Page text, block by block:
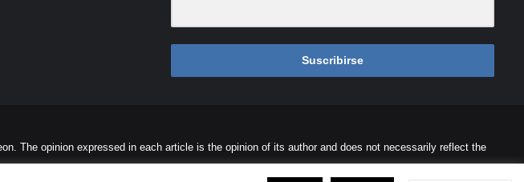
Suscribirse
The opinion expressed in each article is the opinion of its author and does not necessarily reflect the